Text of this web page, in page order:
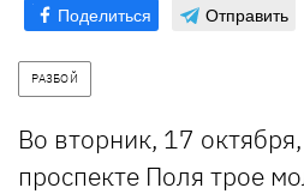
Поделиться Отправить
РАЗБОЙ
Во вторник, 17
проспекте Поля трое